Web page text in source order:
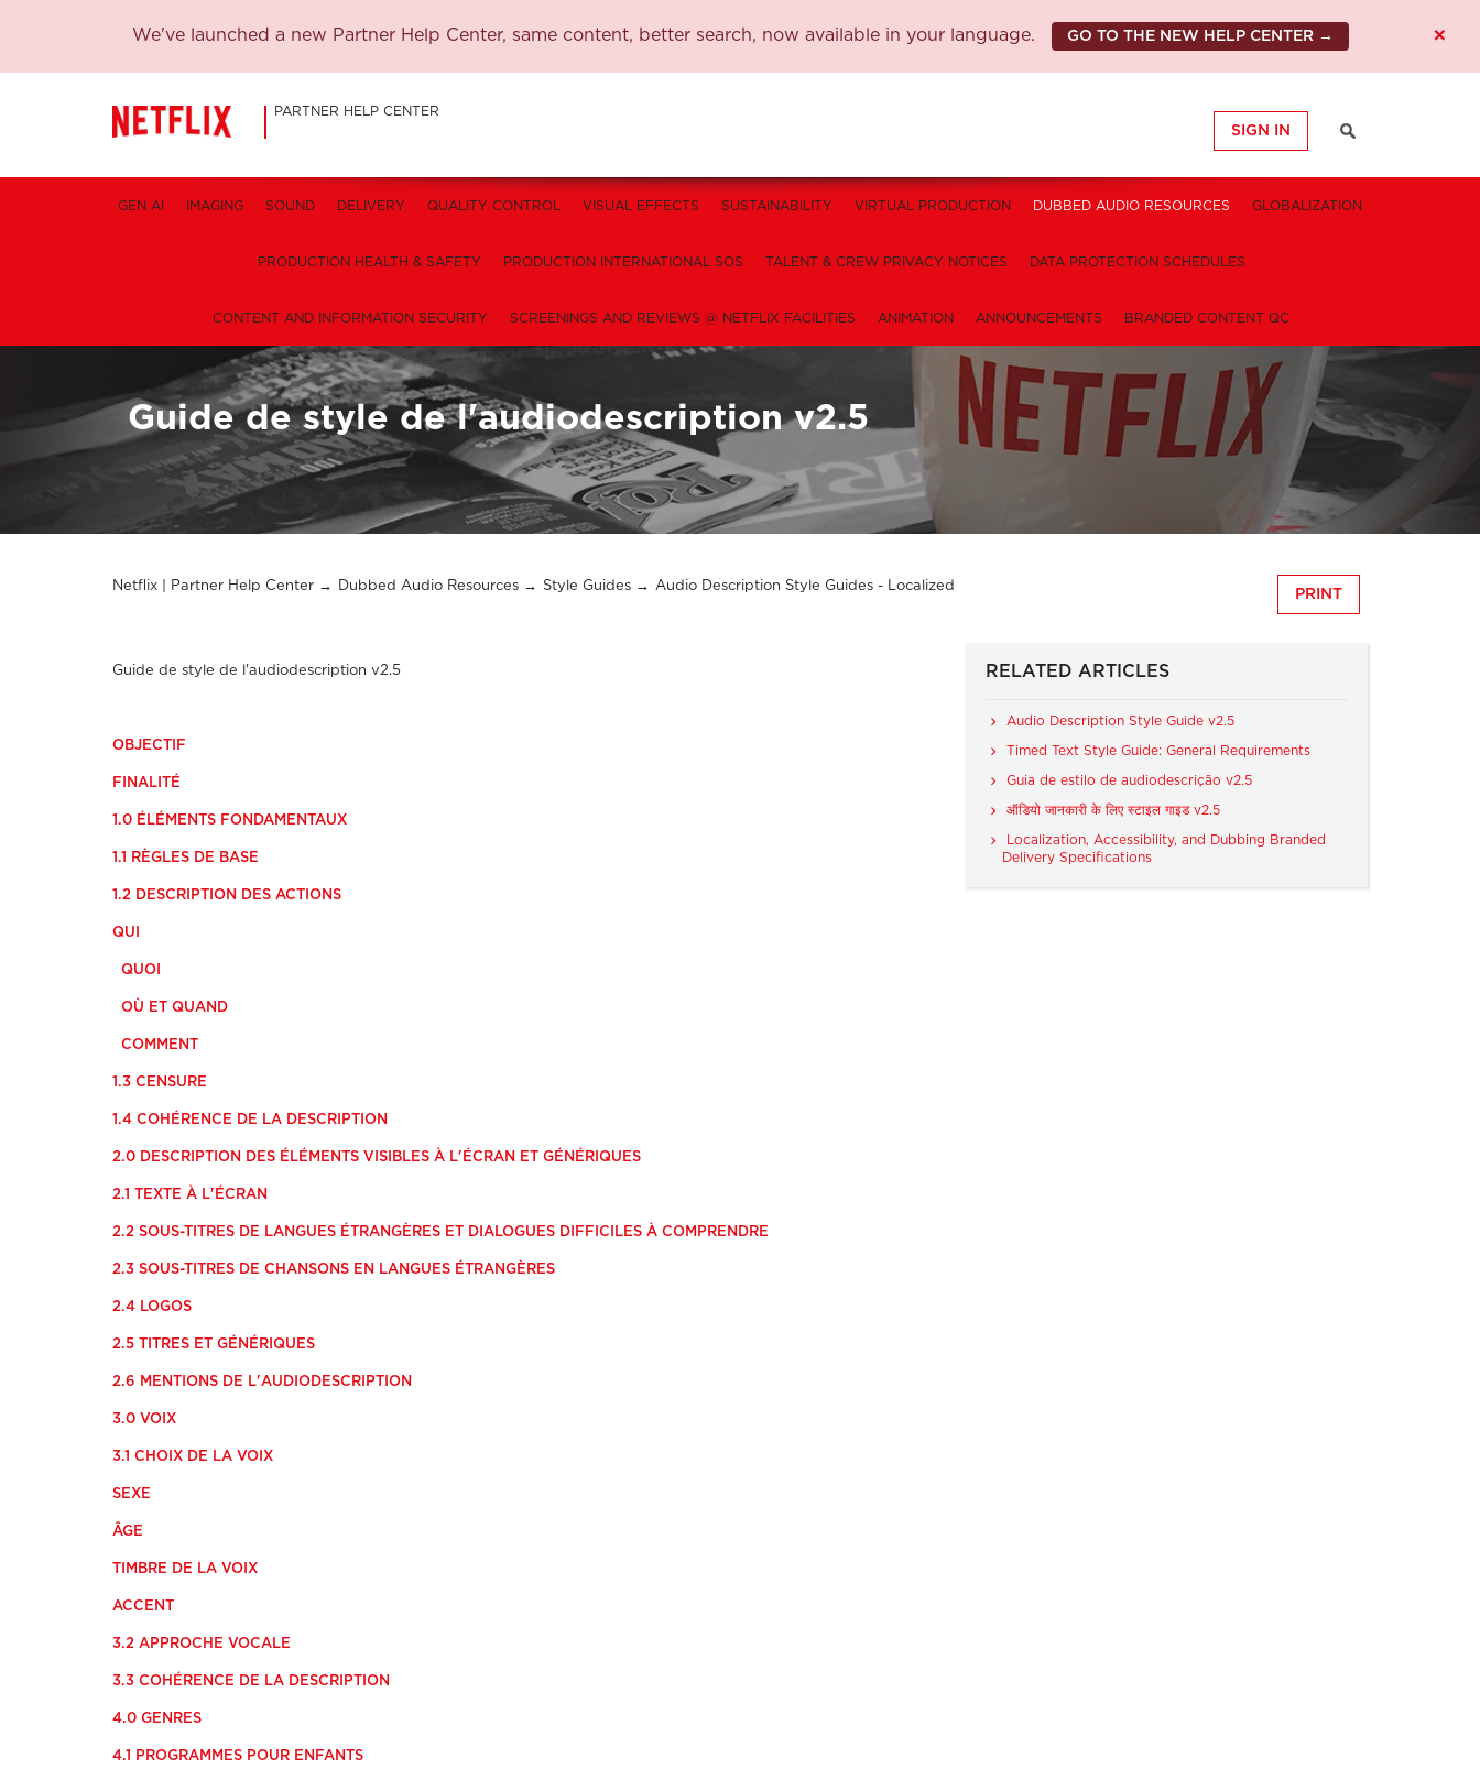
We've launched a new Partner Help Center, same content, better search, now available in your language. GO TO THE NEW HELP CENTER → ×
PARTNER HELP CENTER
SIGN IN
GEN AI IMAGING SOUND DELIVERY QUALITY CONTROL VISUAL EFFECTS SUSTAINABILITY VIRTUAL PRODUCTION DUBBED AUDIO RESOURCES GLOBALIZATION
PRODUCTION HEALTH & SAFETY PRODUCTION INTERNATIONAL SOS TALENT & CREW PRIVACY NOTICES DATA PROTECTION SCHEDULES
CONTENT AND INFORMATION SECURITY SCREENINGS AND REVIEWS @ NETFLIX FACILITIES ANIMATION ANNOUNCEMENTS BRANDED CONTENT QC
Guide de style de l'audiodescription v2.5
Netflix | Partner Help Center Dubbed Audio Resources Style Guides Audio Description Style Guides - Localized
PRINT
Guide de style de l'audiodescription v2.5
OBJECTIF
FINALITÉ
1.0 ÉLÉMENTS FONDAMENTAUX
1.1 RÈGLES DE BASE
1.2 DESCRIPTION DES ACTIONS
QUI
QUOI
OÙ ET QUAND
COMMENT
1.3 CENSURE
1.4 COHÉRENCE DE LA DESCRIPTION
2.0 DESCRIPTION DES ÉLÉMENTS VISIBLES À L'ÉCRAN ET GÉNÉRIQUES
2.1 TEXTE À L'ÉCRAN
2.2 SOUS-TITRES DE LANGUES ÉTRANGÈRES ET DIALOGUES DIFFICILES À COMPRENDRE
2.3 SOUS-TITRES DE CHANSONS EN LANGUES ÉTRANGÈRES
2.4 LOGOS
2.5 TITRES ET GÉNÉRIQUES
2.6 MENTIONS DE L'AUDIODESCRIPTION
3.0 VOIX
3.1 CHOIX DE LA VOIX
SEXE
ÂGE
TIMBRE DE LA VOIX
ACCENT
3.2 APPROCHE VOCALE
3.3 COHÉRENCE DE LA DESCRIPTION
4.0 GENRES
4.1 PROGRAMMES POUR ENFANTS
RELATED ARTICLES
Audio Description Style Guide v2.5
Timed Text Style Guide: General Requirements
Guia de estilo de audiodescrição v2.5
ऑडियो जानकारी के लिए स्टाइल गाइड v2.5
Localization, Accessibility, and Dubbing Branded
Delivery Specifications